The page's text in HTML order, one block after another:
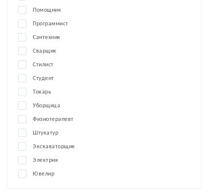
Помощник
Программист
Сантехник
Сварщик
Стилист
Студент
Токарь
Уборщица
Физиотерапевт
Штукатур
Экскаваторщик
Электрик
Ювелир